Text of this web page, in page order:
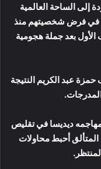
إلى الساحة العالمية
ونجح لاعبوه في فرض شخصيتهم منذ
الأول بعد جملة هجومية
عبد الكريم النتيجة
مهاجمه ديديسا في تقليص
أحبط محاولات